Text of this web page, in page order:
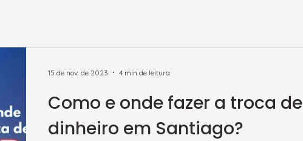
Como e onde fazer a troca de
dinheiro em Santiago?
15 de nov. de 2023 4 min de leitura